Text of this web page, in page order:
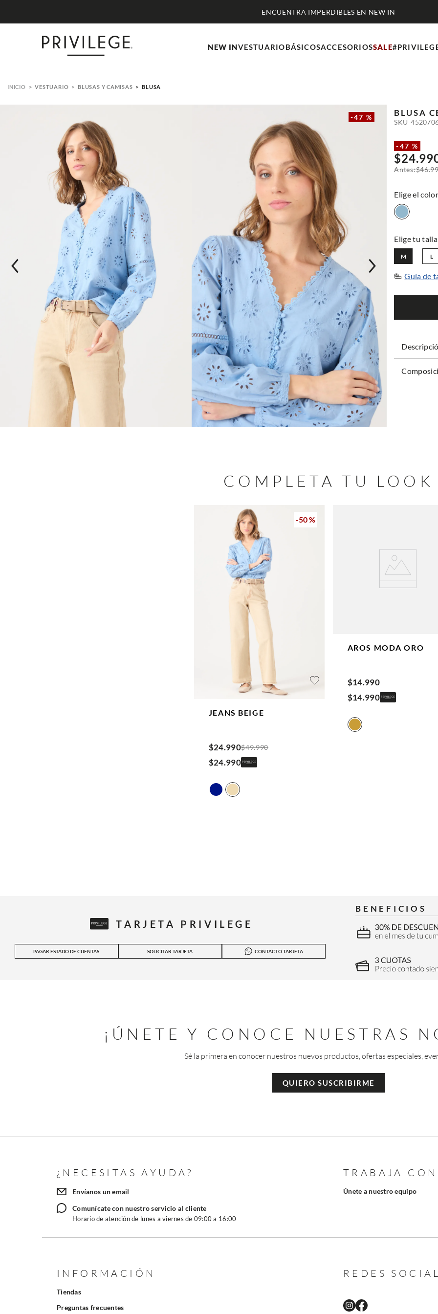
ENCUENTRA IMPERDIBLES EN NEW IN
NEW INVESTUARIOBÁSICOSACCESORIOSSALE
VESTUARIO BLUSAS Y CAMISAS BLUSA
-47 % BLUSA
SKU
-47 %
$24.
$46.
L
M
Guía de
COMPLETA TU LOOK
-50 %
JEANS BEIGE
$24.990$49.990
$24.990
AROS MODA ORO
$14.990
$14.990
TARJETA PRIVILEGE
PAGAR ESTADO DE CUENTAS SOLICITAR TARJETA CONTACTO TARJETA
BENEFICIOS
¡ÚNETE Y CONOCE NUESTRAS
Sé la primera en conocer nuestros nuevos productos, ofertas especiales,
QUIERO SUSCRIBIRME
¿NECESITAS AYUDA?
Envíanos un email
Comunícate con nuestro servicio al cliente
Horario de atención de lunes a viernes de 09:00 a 16:00
TRABAJA
Únete a nuestro equipo
INFORMACIÓN
Tiendas
Preguntas frecuentes
REDES